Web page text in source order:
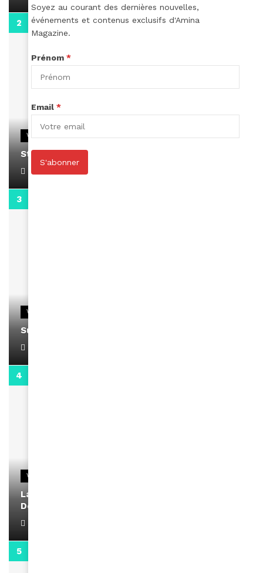
VIDEOS
Stacy passe un message
April 1, 2022
VIDEOS
Support Black Business Wee-kend
VIDEOS
La rubrique santé speciale coronavirus du
Docteur Makanda
Soyez au courant des dernières nouvelles,
événements et contenus exclusifs d'Amina
Magazine.
Prénom *
Email *
S'abonner